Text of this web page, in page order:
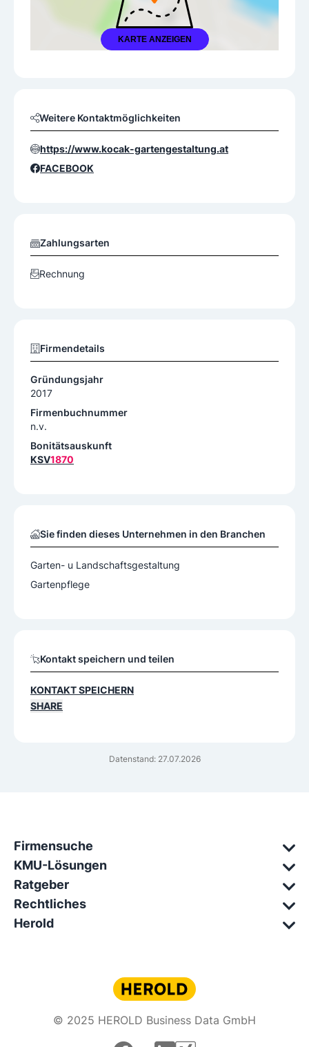
KARTE ANZEIGEN
Datenstand: 27.07.2026
Weitere Kontaktmöglichkeiten
https://www.kocak-gartengestaltung.at
FACEBOOK
Zahlungsarten
Rechnung
Firmendetails
Gründungsjahr
2017
Firmenbuchnummer
n.v.
Bonitätsauskunft
KSV1870
Sie finden dieses Unternehmen in den Branchen
Garten- u Landschaftsgestaltung
Gartenpflege
Kontakt speichern und teilen
KONTAKT SPEICHERN
SHARE
Firmensuche
KMU-Lösungen
Ratgeber
Rechtliches
Herold
© 2025 HEROLD Business Data GmbH